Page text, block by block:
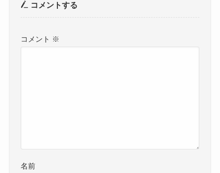
コメントする
コメント ※
名前